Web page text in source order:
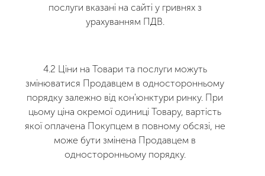
послуги вказані на сайті у гривнях з
урахуванням ПДВ.
4.2 Ціни на Товари та послуги можуть
змінюватися Продавцем в односторонньому
порядку залежно від кон'юнктури ринку. При
цьому ціна окремої одиниці Товару, вартість
якої оплачена Покупцем в повному обсязі, не
може бути змінена Продавцем в
односторонньому порядку.